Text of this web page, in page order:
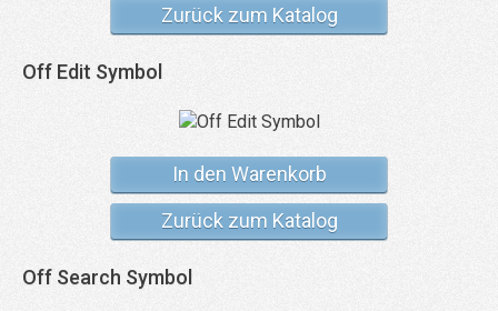
Zurück zum Katalog
Off Edit Symbol
In den Warenkorb
Zurück zum Katalog
Off Search Symbol